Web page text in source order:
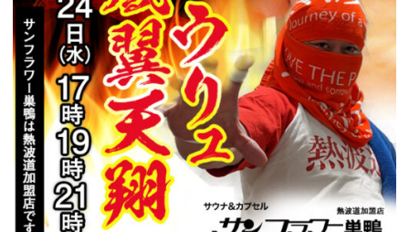
ACCESS アクセス
RESERVATION 宿泊予約
NEWS & BLOG ニュース＆ブログ